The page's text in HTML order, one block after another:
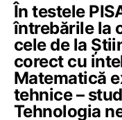
În testele
întrebările la
cele de la
corect cu
Matematică
tehnice –
Tehnologia